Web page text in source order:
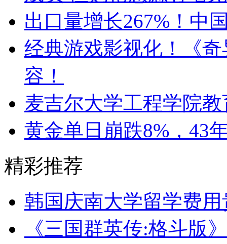
出口量增长267%！中
经典游戏影视化！《
容！
麦吉尔大学工程学院
黄金单日崩跌8%，43
精彩推荐
韩国庆南大学留学费
《三国群英传:格斗版